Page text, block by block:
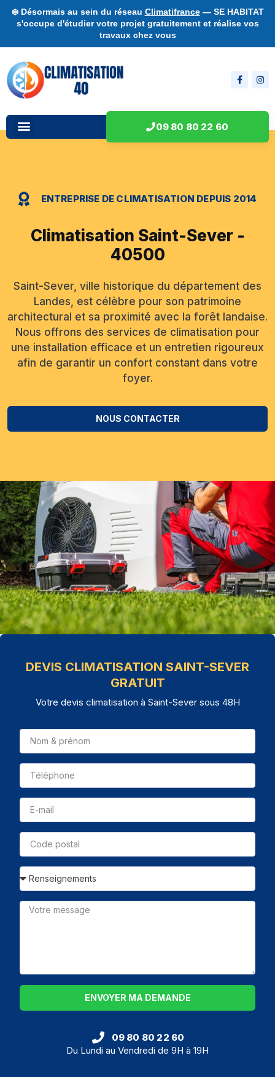
❄️ Désormais au sein du réseau Climatifrance— SE HABITAT
s'occupe d'étudier votre projet gratuitement et réalise vos
travaux chez vous
09 80 80 22 60
ENTREPRISE DE CLIMATISATION DEPUIS 2014
Climatisation Saint-Sever -
40500
Saint-Sever, ville historique du département des
Landes, est célèbre pour son patrimoine
architectural et sa proximité avec la forêt landaise.
Nous offrons des services de climatisation pour
une installation efficace et un entretien rigoureux
afin de garantir un confort constant dans votre
foyer.
NOUS CONTACTER
DEVIS CLIMATISATION SAINT-SEVER
GRATUIT
Votre devis climatisation à Saint-Sever sous 48H
ENVOYER MA DEMANDE
09 80 80 22 60
Du Lundi au Vendredi de 9H à 19H